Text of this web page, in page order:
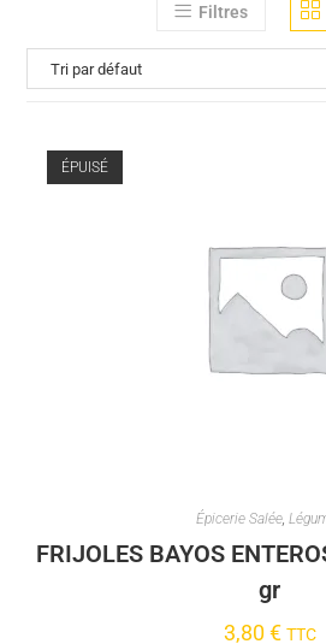
Filtres
ÉPUISÉ
Épicerie Salée,
FRIJOLES BAYOS
gr
3,80€ TTC